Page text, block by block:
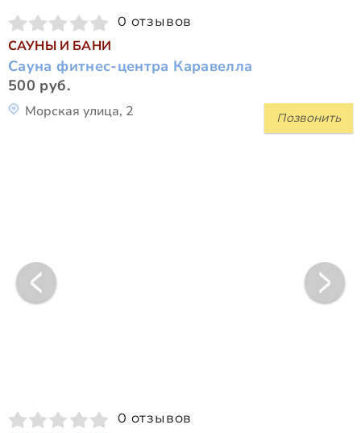
0 отзывов
САУНЫ И БАНИ
Сауна фитнес-центра Каравелла
500 руб.
Позвонить
Морская улица, 2
0 отзывов